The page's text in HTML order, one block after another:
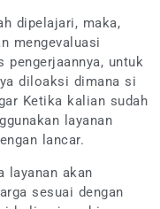
dipelajari, maka,
mengevaluasi
pengerjaannya, untuk
diloaksi dimana si
Ketika kalian sudah
layanan
lancar.
layanan akan
sesuai dengan